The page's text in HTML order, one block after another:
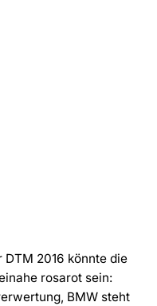
2016 könnte die
rosarot sein:
BMW steht